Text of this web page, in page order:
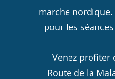
marche
pour les
Venez profiter
Route de la